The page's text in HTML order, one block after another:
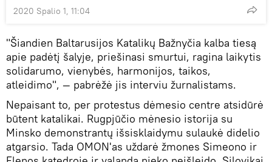
2020 Spalio 1, 11:04
"Šiandien Baltarusijos Katalikų Bažnyčia kalba tiesą
apie padėtį šalyje, priešinasi smurtui, ragina laikytis
solidarumo, vienybės, harmonijos, taikos,
atleidimo", — pabrėžė jis interviu žurnalistams.
Nepaisant to, per protestus dėmesio centre atsidūrė
būtent katalikai. Rugpjūčio mėnesio istorija su
Minsko demonstrantų išsisklaidymu sulaukė didelio
atgarsio. Tada OMON'as uždarė žmones Simeono ir